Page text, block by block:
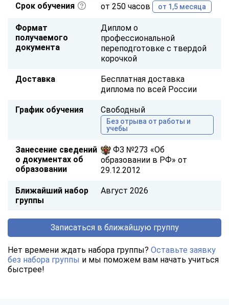
Срок обучения от 250 часов от 1,5 месяца
Формат
получаемого
документа
Диплом о
профессиональной
переподготовке с твердой
корочкой
Доставка
Бесплатная доставка
диплома по всей России
График обучения Свободный
Без отрыва от работы и
учебы
Занесение сведений
о документах об
образовании
ФЗ №273 «Об
образовании в РФ» от
29.12.2012
Ближайший набор
группы
Август 2026
Записаться в ближайшую группу
Нет времени ждать набора группы? Оставьте заявку
без набора группы и мы поможем вам начать учиться
быстрее!